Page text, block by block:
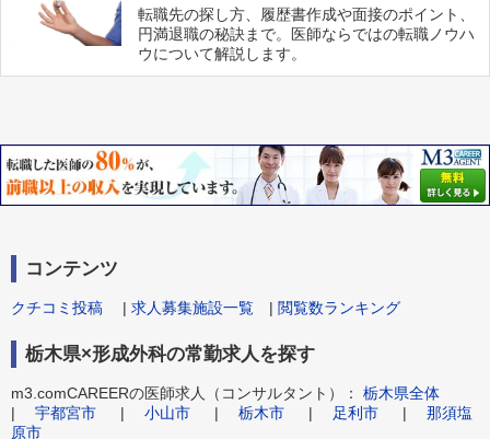
転職先の探し方、履歴書作成や面接のポイント、
円満退職の秘訣まで。医師ならではの転職ノウハ
ウについて解説します。
コンテンツ
クチコミ投稿 | 求人募集施設一覧 | 閲覧数ランキング
栃木県×形成外科の常勤求人を探す
m3.comCAREERの医師求人（コンサルタント）： 栃木県全体
| 宇都宮市 | 小山市 | 栃木市 | 足利市 | 那須塩
原市